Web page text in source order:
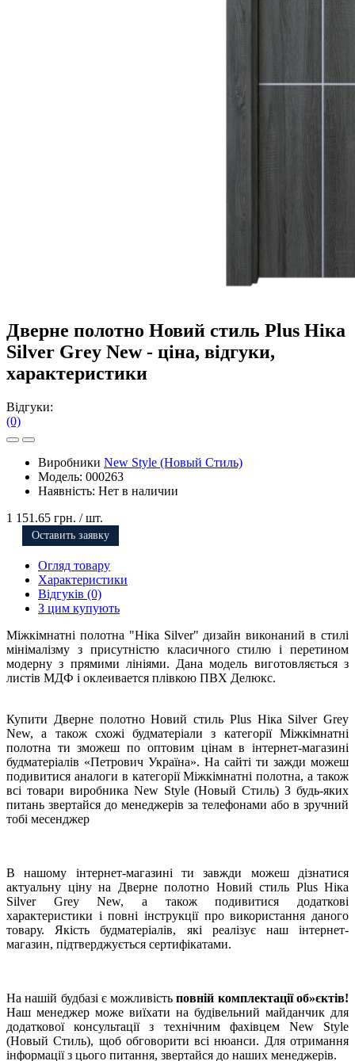
Дверне полотно Новий стиль Plus Ніка
Silver Grey New - ціна, відгуки,
характеристики
Відгуки:
(0)
Виробники New Style (Новый Стиль)
Модель: 000263
Наявність: Нет в наличии
1 151.65 грн. / шт.
Оставить заявку
Огляд товару
Характеристики
Відгуків (0)
З цим купують
Міжкімнатні полотна "Ніка Silver" дизайн виконаний в стилі
мінімалізму з присутністю класичного стилю і перетином
модерну з прямими лініями. Дана модель виготовляється з
листів МДФ і оклеивается плівкою ПВХ Делюкс.
Купити Дверне полотно Новий стиль Plus Ніка Silver Grey
New, а також схожі будматеріали з категорії Міжкімнатні
полотна ти зможеш по оптовим цінам в інтернет-магазині
будматеріалів «Петрович Україна». На сайті ти зажди можеш
подивитися аналоги в категорії Міжкімнатні полотна, а також
всі товари виробника New Style (Новый Стиль) З будь-яких
питань звертайся до менеджерів за телефонами або в зручний
тобі месенджер
В нашому інтернет-магазині ти завжди можеш дізнатися
актуальну ціну на Дверне полотно Новий стиль Plus Ніка
Silver Grey New, а також подивитися додаткові
характеристики і повні інструкції про використання даного
товару. Якість будматеріалів, які реалізує наш інтернет-
магазин, підтверджується сертифікатами.
На нашій будбазі є можливістьповній комплектації об»єктів!
Наш менеджер може виїхати на будівельний майданчик для
додаткової консультації з технічним фахівцем New Style
(Новый Стиль), щоб обговорити всі нюанси. Для отримання
інформації з цього питання, звертайся до наших менеджерів.